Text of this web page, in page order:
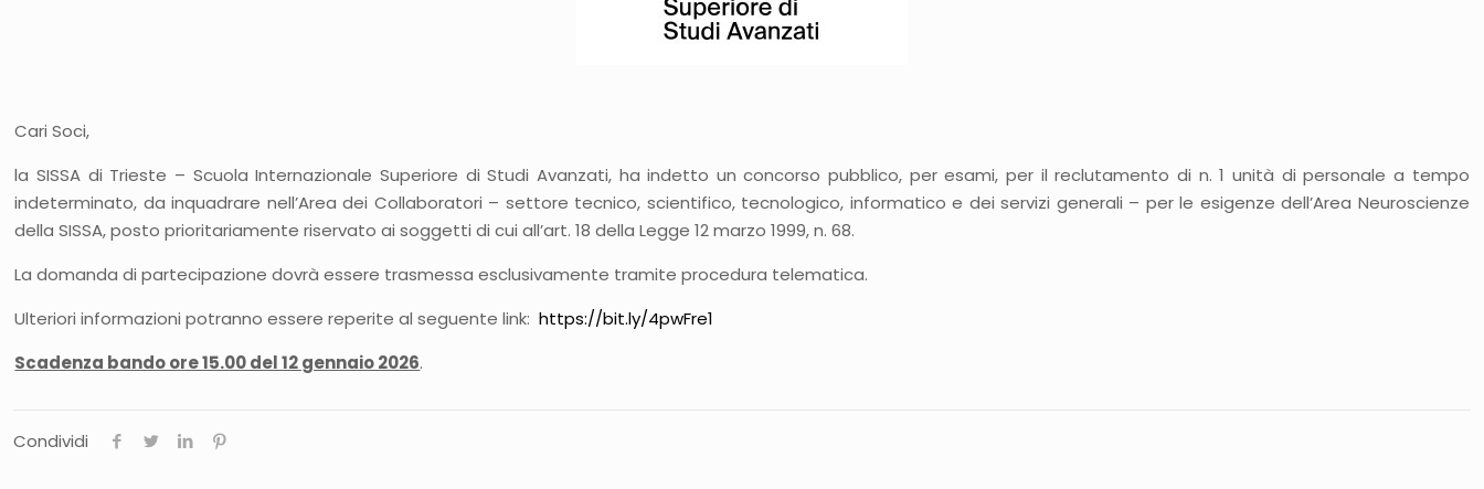
Cari Soci,
la SISSA di Trieste – Scuola Internazionale Superiore di Studi Avanzati, ha indetto un concorso pubblico, per esami, per il reclutamento di n. 1 unità di personale a tempo
indeterminato, da inquadrare nell’Area dei Collaboratori – settore tecnico, scientifico, tecnologico, informatico e dei servizi generali – per le esigenze dell’Area Neuroscienze
della SISSA, posto prioritariamente riservato ai soggetti di cui all’art. 18 della Legge 12 marzo 1999, n. 68.
La domanda di partecipazione dovrà essere trasmessa esclusivamente tramite procedura telematica.
Ulteriori informazioni potranno essere reperite al seguente link:https://bit.ly/4pwFre1
Scadenza bando ore 15.00 del 12 gennaio 2026.
Condividi